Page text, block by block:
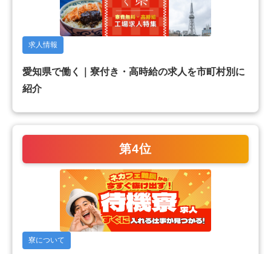
求人情報
愛知県で働く｜寮付き・高時給の求人を市町村別に
紹介
第4位
寮について